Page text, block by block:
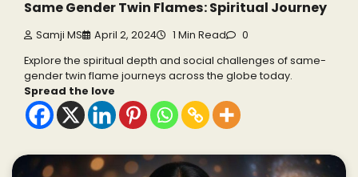
Same Gender Twin Flames: Spiritual Journey
Samji MS April 2, 2024 1 Min Read 0
Explore the spiritual depth and social challenges of same-
gender twin flame journeys across the globe today.
Spread the love